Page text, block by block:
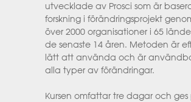
utvecklade av Prosci som är
forskning i förändringsprojekt
över 2000 organisationer i 65
de senaste 14 åren. Metoden är
lätt att använda och är
alla typer av förändringar.
Kursen omfattar tre dagar och ges